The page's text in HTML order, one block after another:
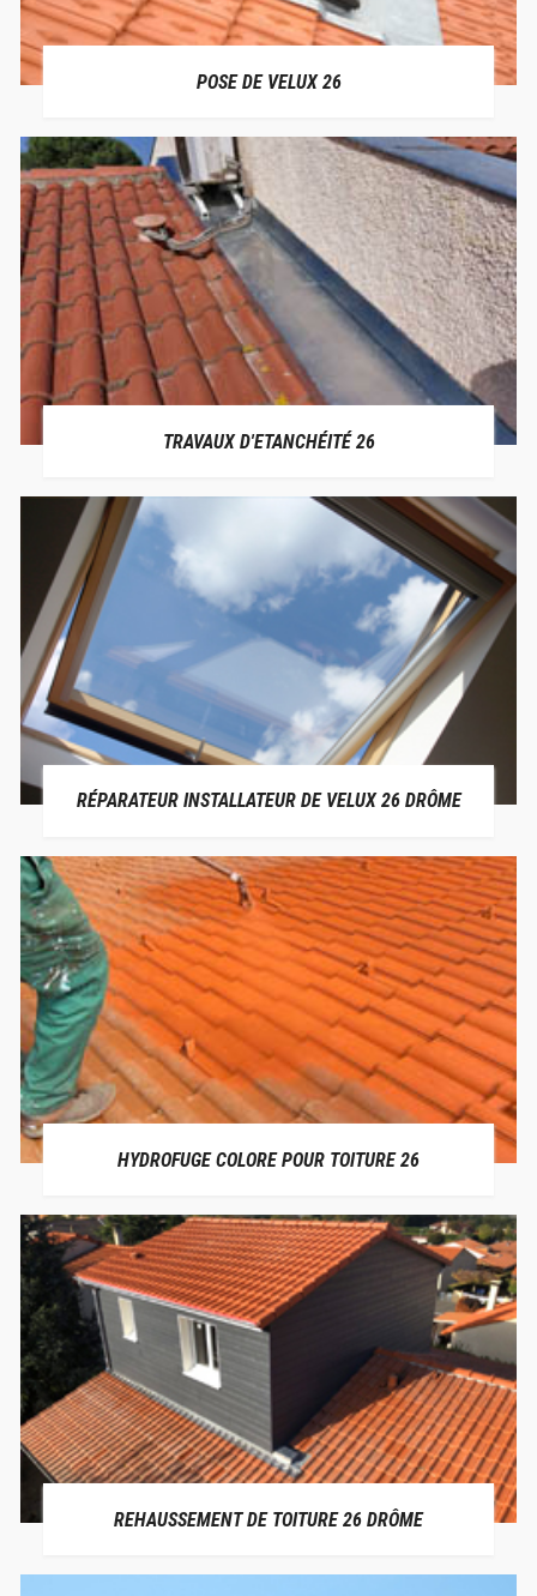
POSE DE VELUX 26
TRAVAUX D'ETANCHÉITÉ 26
RÉPARATEUR INSTALLATEUR DE VELUX 26 DRÔME
HYDROFUGE COLORE POUR TOITURE 26
REHAUSSEMENT DE TOITURE 26 DRÔME